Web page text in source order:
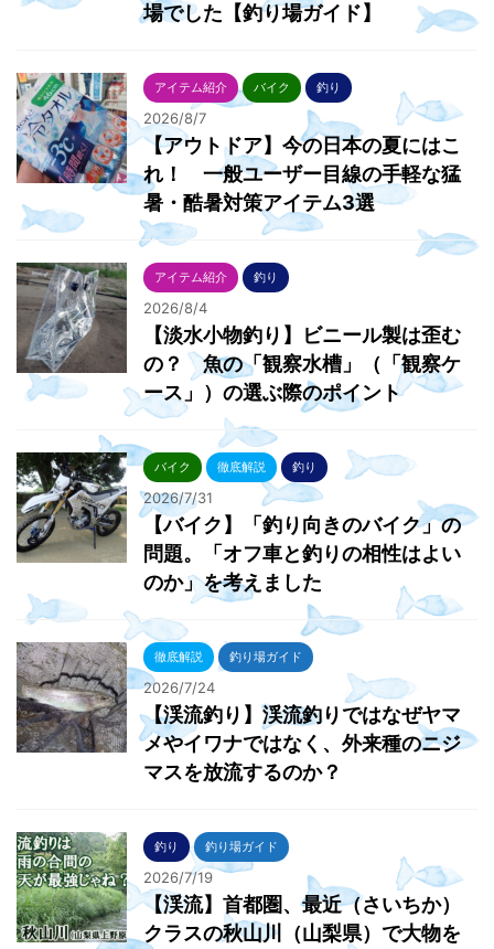
場でした【釣り場ガイド】
アイテム紹介 バイク 釣り
2026/8/7
【アウトドア】今の日本の夏にはこ
れ！ 一般ユーザー目線の手軽な猛
暑・酷暑対策アイテム3選
アイテム紹介 釣り
2026/8/4
【淡水小物釣り】ビニール製は歪む
の？ 魚の「観察水槽」（「観察ケ
ース」）の選ぶ際のポイント
バイク 徹底解説 釣り
2026/7/31
【バイク】「釣り向きのバイク」の
問題。「オフ車と釣りの相性はよい
のか」を考えました
徹底解説 釣り場ガイド
2026/7/24
【渓流釣り】渓流釣りではなぜヤマ
メやイワナではなく、外来種のニジ
マスを放流するのか？
釣り 釣り場ガイド
2026/7/19
【渓流】首都圏、最近（さいちか）
クラスの秋山川（山梨県）で大物を